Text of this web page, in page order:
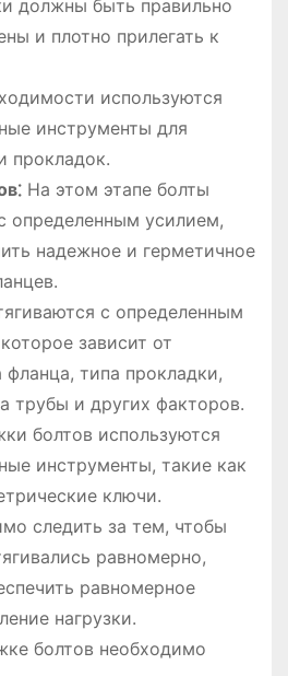
должны быть правильно
и плотно прилегать к
используются
инструменты для
прокладок.
На этом этапе болты
определенным усилием,
надежное и герметичное
с определенным
зависит от
типа прокладки,
трубы и других факторов.
болтов используются
инструменты, такие как
ключи.
следить за тем, чтобы
равномерно,
равномерное
нагрузки.
болтов необходимо